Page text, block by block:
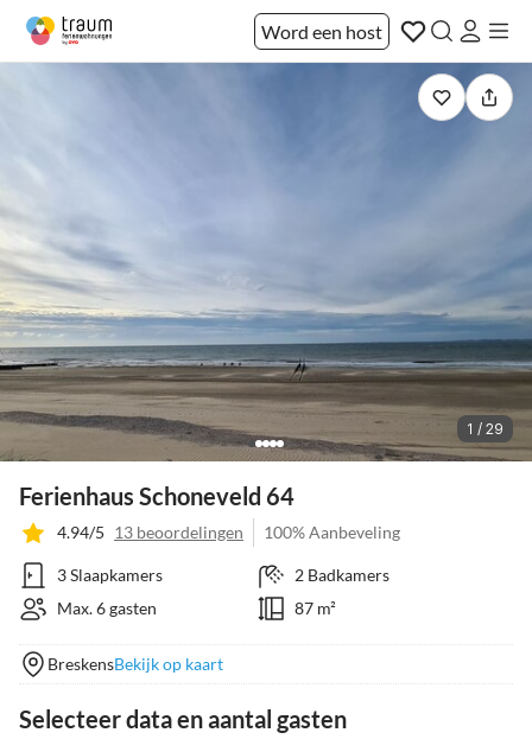
Word een host
1 / 29
Ferienhaus Schoneveld 64
4.94/5 13 beoordelingen 100% Aanbeveling
3 Slaapkamers
2 Badkamers
Max. 6 gasten
87 m²
BreskensBekijk op kaart
Selecteer data en aantal gasten